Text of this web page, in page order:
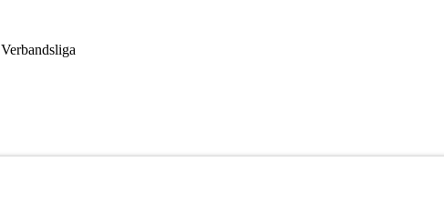
Verbandsliga